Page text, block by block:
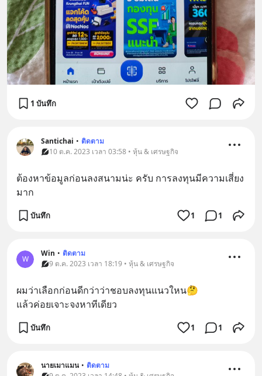
1 บันทึก
Santichai • ติดตาม
10 ต.ค. 2023 เวลา 03:58 • หุ้น & เศรษฐกิจ
ต้องหาข้อมูลก่อนลงสนามน่ะ ครับ การลงทุนมีความเสี่ยง
มาก
บันทึก 1 1
W
Win • ติดตาม
9 ต.ค. 2023 เวลา 18:19 • หุ้น & เศรษฐกิจ
ผมว่าเลือกก่อนดีกว่าว่าชอบลงทุนแนวใหน🤔
แล้วค่อยเจาะจงหาทีเดียว
บันทึก 1 1
นายเมาแมน • ติดตาม